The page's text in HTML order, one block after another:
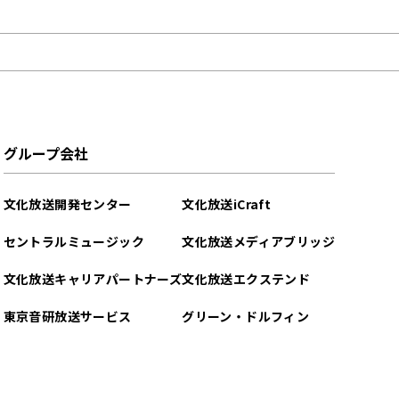
グループ会社
文化放送開発センター
セントラルミュージック
文化放送キャリアパートナーズ
東京音研放送サービス
文化放送iCraft
文化放送メディアブリッジ
文化放送エクステンド
グリーン・ドルフィン